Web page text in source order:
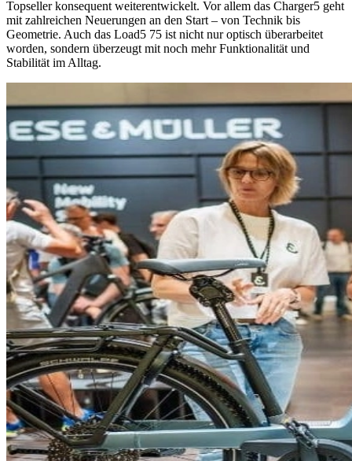
Topseller konsequent weiterentwickelt. Vor allem das Charger5 geht
mit zahlreichen Neuerungen an den Start – von Technik bis
Geometrie. Auch das Load5 75 ist nicht nur optisch überarbeitet
worden, sondern überzeugt mit noch mehr Funktionalität und
Stabilität im Alltag.